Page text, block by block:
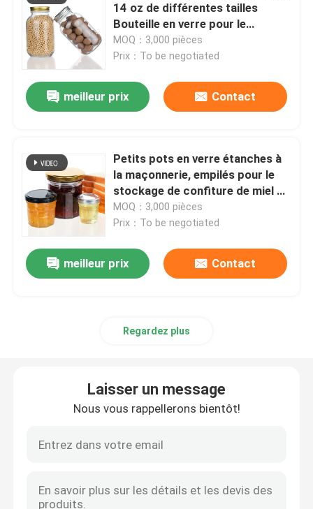
Aperçu
A propos de nous
Visite d'usine
Contrôle de la qualité
Bouteilles en verre
Coupe en verre
14 oz de différentes tailles
Bouteille en verre pour le
stockage des aliments
MOQ：3,000 pièces
Prix：To be negotiated
meilleur prix Contact
Petits pots en verre étanches à
la maçonnerie, empilés pour le
stockage de confiture de miel et
d'épices
MOQ：3,000 pièces
Prix：To be negotiated
meilleur prix Contact
Regardez plus
Laisser un message
Nous vous rappellerons bientôt!